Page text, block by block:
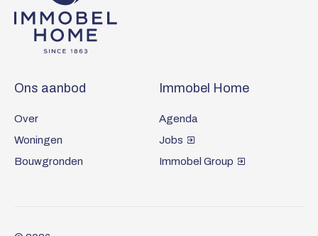
Footer
Ons aanbod
Over
Woningen
Bouwgronden
Immobel Home
Agenda
Jobs
Immobel Group